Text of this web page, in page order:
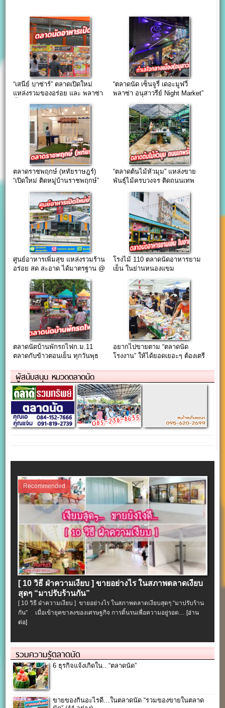
“เสนีย์ บาซ่าร์” ตลาดเปิดใหม่
แหล่งรวมของอร่อย และ พลาซ่า
“ตลาดนัด เซ็นจูรี่ เดอะมูฟวี่
พลาซ่า อนุสาวรีย์ Night Market”
ตลาดราชพฤกษ์ (หทัยราษฎร์)
“เปิดใหม่ ติดหมู่บ้านราชพฤกษ์”
“ตลาดต้นไม้หัวมุม” แหล่งขาย
พันธุ์ไม้ครบวงจร ติดถนนเทพ
ศูนย์อาหารเพิ่มสุข แหล่งรวมร้าน
อร่อย สด สะอาด ได้มาตรฐาน @
โรงไม้ 110 ตลาดนัดอาหารยาม
เย็น ในย่านหนองแขม
ตลาดนัดบ้านพักรถไฟก.ม.11
ตลาดกับข้าวตอนเย็น ทุกวันพุธ
อยากไปขายตาม “ตลาดนัด
โรงงาน” ให้ได้ยอดเยอะๆ ต้องเตรี
ผู้สนับสนุน หมวดตลาดนัด
Recommended
[ 10 วิธี ฝ่าความเงียบ ] ขายอย่างไร ในสภาพตลาดเงียบ
สุดๆ “มาปรับร้านกัน”
[ 10 วิธี ฝ่าความเงียบ ] ขายอย่างไร ในสภาพตลาดเงียบสุดๆ “มาปรับร้าน
กัน” เมื่อเข้ายุคขาลงของเศรษฐกิจ การดิ้นรนเพื่อความอยู่รอด…[อ่าน
ต่อ]
รวมความรู้ตลาดนัด
6 ธุรกิจแจ้งเกิดใน.. “ตลาดนัด”
ขายของกินอะไรดี…ในตลาดนัด “รวมของขายในตลาด